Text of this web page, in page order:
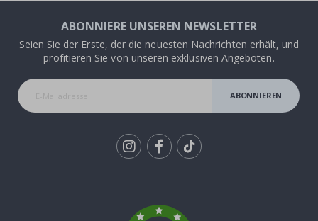
ABONNIERE UNSEREN NEWSLETTER
Seien Sie der Erste, der die neuesten Nachrichten erhält, und
profitieren Sie von unseren exklusiven Angeboten.
ABONNIEREN